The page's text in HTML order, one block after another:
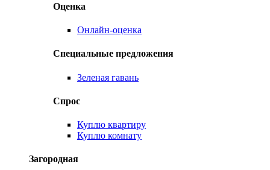
Оценка
Онлайн-оценка
Специальные предложения
Зеленая гавань
Спрос
Куплю квартиру
Куплю комнату
Загородная